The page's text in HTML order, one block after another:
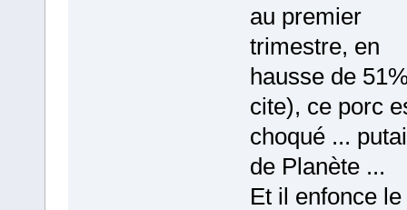
au premier
trimestre, en
hausse de
cite), ce porc
choqué ...
de Planète ...
Et il enfonce le